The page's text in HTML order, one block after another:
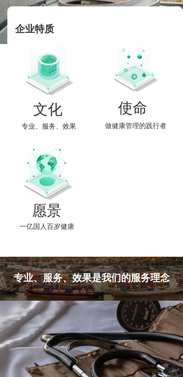
企业特质
文化 使命
愿景
专业、服务、效果 做健康管理的践行者
一亿国人百岁健康
专业、服务、效果是我们的服务理念